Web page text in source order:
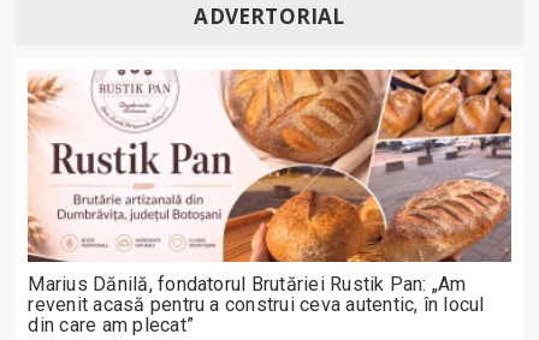
ADVERTORIAL
Marius Dănilă, fondatorul Brutăriei Rustik Pan: „Am
revenit acasă pentru a construi ceva autentic, în locul
din care am plecat”